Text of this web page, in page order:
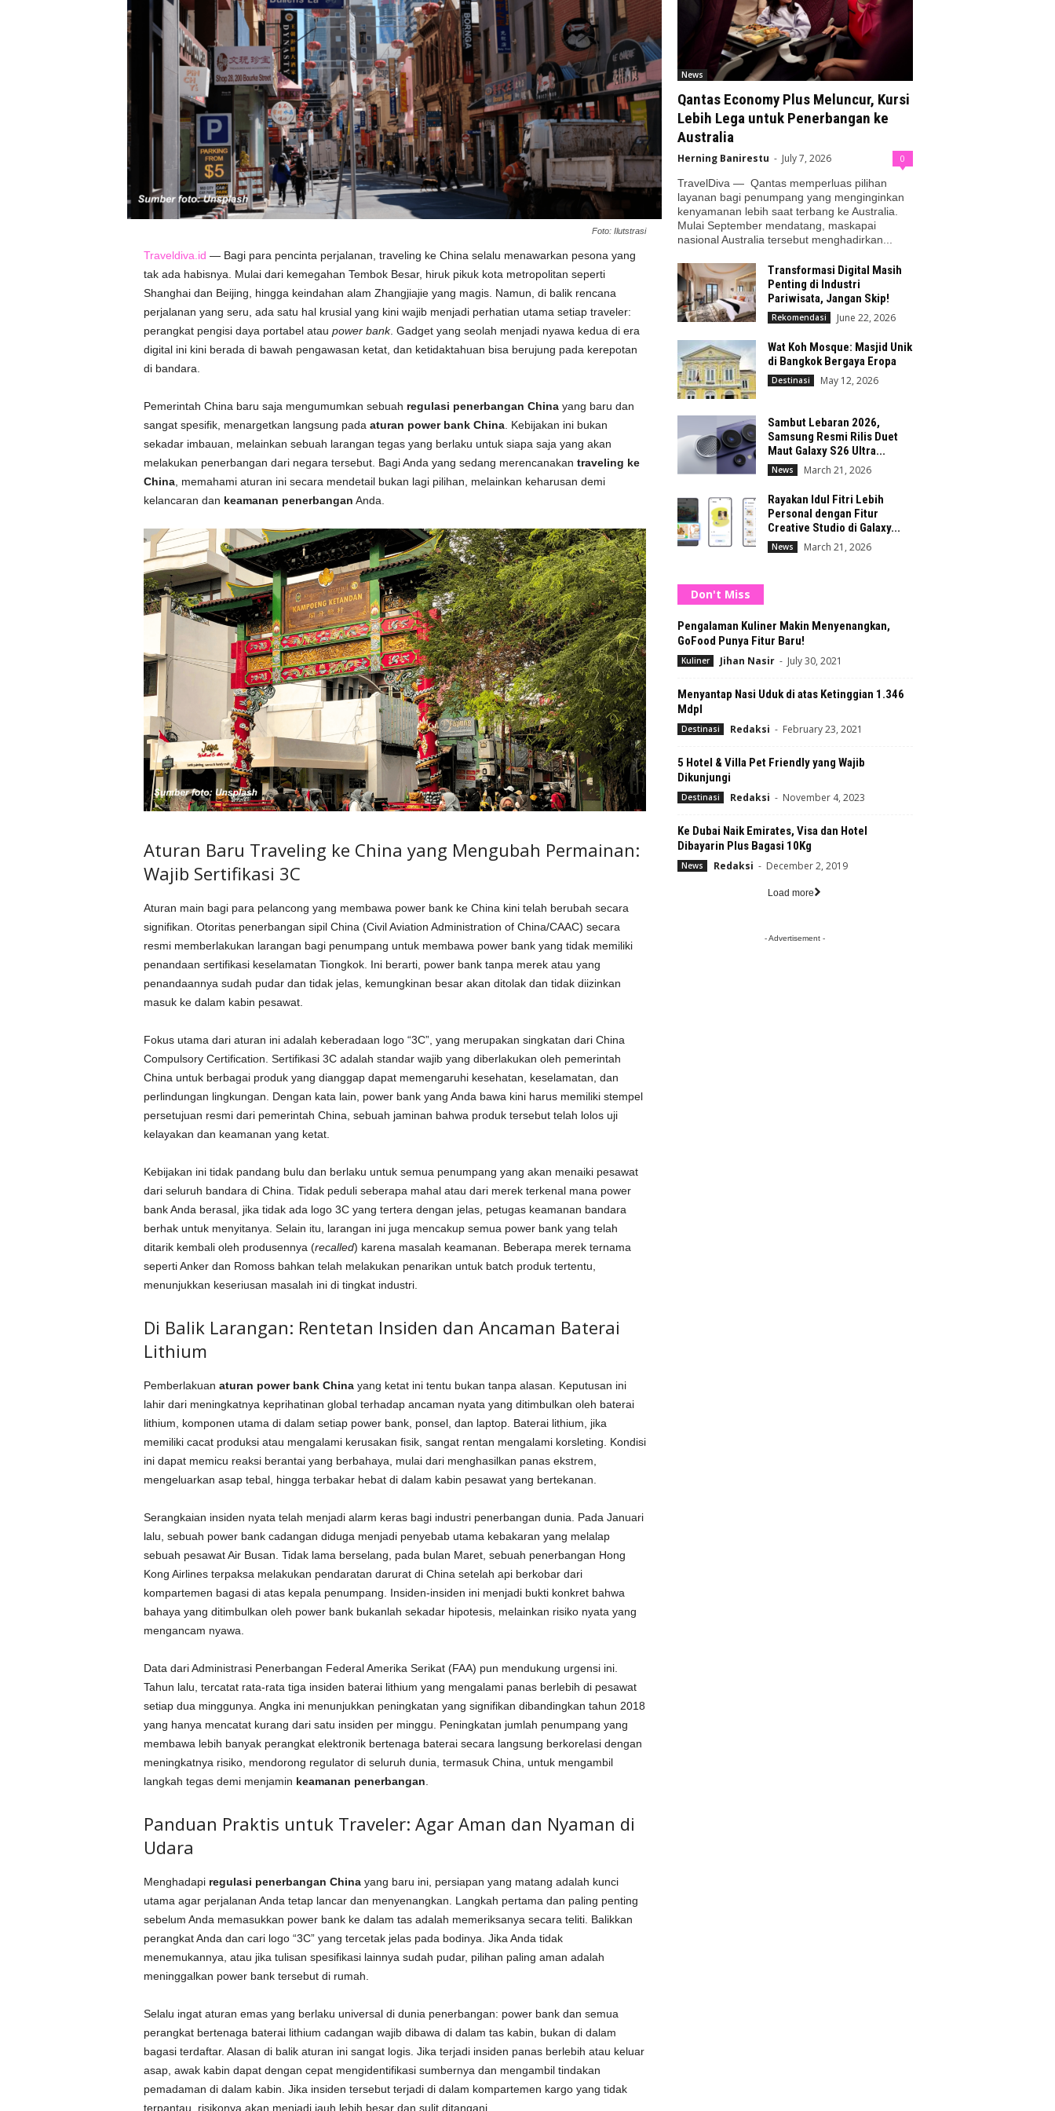
Foto: Ilutstrasi
Traveldiva.id — Bagi para pencinta perjalanan, traveling ke China selalu menawarkan pesona yang
tak ada habisnya. Mulai dari kemegahan Tembok Besar, hiruk pikuk kota metropolitan seperti
Shanghai dan Beijing, hingga keindahan alam Zhangjiajie yang magis. Namun, di balik rencana
perjalanan yang seru, ada satu hal krusial yang kini wajib menjadi perhatian utama setiap traveler:
perangkat pengisi daya portabel atau power bank. Gadget yang seolah menjadi nyawa kedua di era
digital ini kini berada di bawah pengawasan ketat, dan ketidaktahuan bisa berujung pada kerepotan
di bandara.
Pemerintah China baru saja mengumumkan sebuah regulasi penerbangan Chinayang baru dan
sangat spesifik, menargetkan langsung pada aturan power bank China. Kebijakan ini bukan
sekadar imbauan, melainkan sebuah larangan tegas yang berlaku untuk siapa saja yang akan
melakukan penerbangan dari negara tersebut. Bagi Anda yang sedang merencanakan traveling ke
China, memahami aturan ini secara mendetail bukan lagi pilihan, melainkan keharusan demi
kelancaran dan keamanan penerbangan Anda.
Aturan Baru Traveling ke China yang Mengubah Permainan:
Wajib Sertifikasi 3C
Aturan main bagi para pelancong yang membawa power bank ke China kini telah berubah secara
signifikan. Otoritas penerbangan sipil China (Civil Aviation Administration of China/CAAC) secara
resmi memberlakukan larangan bagi penumpang untuk membawa power bank yang tidak memiliki
penandaan sertifikasi keselamatan Tiongkok. Ini berarti, power bank tanpa merek atau yang
penandaannya sudah pudar dan tidak jelas, kemungkinan besar akan ditolak dan tidak diizinkan
masuk ke dalam kabin pesawat.
Fokus utama dari aturan ini adalah keberadaan logo “3C”, yang merupakan singkatan dari China
Compulsory Certification. Sertifikasi 3C adalah standar wajib yang diberlakukan oleh pemerintah
China untuk berbagai produk yang dianggap dapat memengaruhi kesehatan, keselamatan, dan
perlindungan lingkungan. Dengan kata lain, power bank yang Anda bawa kini harus memiliki stempel
persetujuan resmi dari pemerintah China, sebuah jaminan bahwa produk tersebut telah lolos uji
kelayakan dan keamanan yang ketat.
Kebijakan ini tidak pandang bulu dan berlaku untuk semua penumpang yang akan menaiki pesawat
dari seluruh bandara di China. Tidak peduli seberapa mahal atau dari merek terkenal mana power
bank Anda berasal, jika tidak ada logo 3C yang tertera dengan jelas, petugas keamanan bandara
berhak untuk menyitanya. Selain itu, larangan ini juga mencakup semua power bank yang telah
ditarik kembali oleh produsennya (recalled) karena masalah keamanan. Beberapa merek ternama
seperti Anker dan Romoss bahkan telah melakukan penarikan untuk batch produk tertentu,
menunjukkan keseriusan masalah ini di tingkat industri.
Di Balik Larangan: Rentetan Insiden dan Ancaman Baterai
Lithium
Pemberlakuan aturan power bank Chinayang ketat ini tentu bukan tanpa alasan. Keputusan ini
lahir dari meningkatnya keprihatinan global terhadap ancaman nyata yang ditimbulkan oleh baterai
lithium, komponen utama di dalam setiap power bank, ponsel, dan laptop. Baterai lithium, jika
memiliki cacat produksi atau mengalami kerusakan fisik, sangat rentan mengalami korsleting. Kondisi
ini dapat memicu reaksi berantai yang berbahaya, mulai dari menghasilkan panas ekstrem,
mengeluarkan asap tebal, hingga terbakar hebat di dalam kabin pesawat yang bertekanan.
Serangkaian insiden nyata telah menjadi alarm keras bagi industri penerbangan dunia. Pada Januari
lalu, sebuah power bank cadangan diduga menjadi penyebab utama kebakaran yang melalap
sebuah pesawat Air Busan. Tidak lama berselang, pada bulan Maret, sebuah penerbangan Hong
Kong Airlines terpaksa melakukan pendaratan darurat di China setelah api berkobar dari
kompartemen bagasi di atas kepala penumpang. Insiden-insiden ini menjadi bukti konkret bahwa
bahaya yang ditimbulkan oleh power bank bukanlah sekadar hipotesis, melainkan risiko nyata yang
mengancam nyawa.
Data dari Administrasi Penerbangan Federal Amerika Serikat (FAA) pun mendukung urgensi ini.
Tahun lalu, tercatat rata-rata tiga insiden baterai lithium yang mengalami panas berlebih di pesawat
setiap dua minggunya. Angka ini menunjukkan peningkatan yang signifikan dibandingkan tahun 2018
yang hanya mencatat kurang dari satu insiden per minggu. Peningkatan jumlah penumpang yang
membawa lebih banyak perangkat elektronik bertenaga baterai secara langsung berkorelasi dengan
meningkatnya risiko, mendorong regulator di seluruh dunia, termasuk China, untuk mengambil
langkah tegas demi menjamin keamanan penerbangan
Panduan Praktis untuk Traveler: Agar Aman dan Nyaman di
Udara
Menghadapi regulasi penerbangan Chinayang baru ini, persiapan yang matang adalah kunci
utama agar perjalanan Anda tetap lancar dan menyenangkan. Langkah pertama dan paling penting
sebelum Anda memasukkan power bank ke dalam tas adalah memeriksanya secara teliti. Balikkan
perangkat Anda dan cari logo “3C” yang tercetak jelas pada bodinya. Jika Anda tidak
menemukannya, atau jika tulisan spesifikasi lainnya sudah pudar, pilihan paling aman adalah
meninggalkan power bank tersebut di rumah.
Selalu ingat aturan emas yang berlaku universal di dunia penerbangan: power bank dan semua
perangkat bertenaga baterai lithium cadangan wajib dibawa di dalam tas kabin, bukan di dalam
bagasi terdaftar. Alasan di balik aturan ini sangat logis. Jika terjadi insiden panas berlebih atau keluar
asap, awak kabin dapat dengan cepat mengidentifikasi sumbernya dan mengambil tindakan
pemadaman di dalam kabin. Jika insiden tersebut terjadi di dalam kompartemen kargo yang tidak
terpantau, risikonya akan menjadi jauh lebih besar dan sulit ditangani.
News
Qantas Economy Plus Meluncur, Kursi
Lebih Lega untuk Penerbangan ke
Australia
Herning Banirestu - July 7, 2026 0
TravelDiva — Qantas memperluas pilihan
layanan bagi penumpang yang menginginkan
kenyamanan lebih saat terbang ke Australia.
Mulai September mendatang, maskapai
nasional Australia tersebut menghadirkan...
Transformasi Digital Masih
Penting di Industri
Pariwisata, Jangan Skip!
Rekomendasi June 22, 2026
Wat Koh Mosque: Masjid Unik
di Bangkok Bergaya Eropa
Destinasi May 12, 2026
Sambut Lebaran 2026,
Samsung Resmi Rilis Duet
Maut Galaxy S26 Ultra...
News March 21, 2026
Rayakan Idul Fitri Lebih
Personal dengan Fitur
Creative Studio di Galaxy...
News March 21, 2026
Don't Miss
Pengalaman Kuliner Makin Menyenangkan,
GoFood Punya Fitur Baru!
Kuliner Jihan Nasir - July 30, 2021
Menyantap Nasi Uduk di atas Ketinggian 1.346
Mdpl
Destinasi Redaksi - February 23, 2021
5 Hotel & Villa Pet Friendly yang Wajib
Dikunjungi
Destinasi Redaksi - November 4, 2023
Ke Dubai Naik Emirates, Visa dan Hotel
Dibayarin Plus Bagasi 10Kg
News Redaksi - December 2, 2019
Load more
- Advertisement -